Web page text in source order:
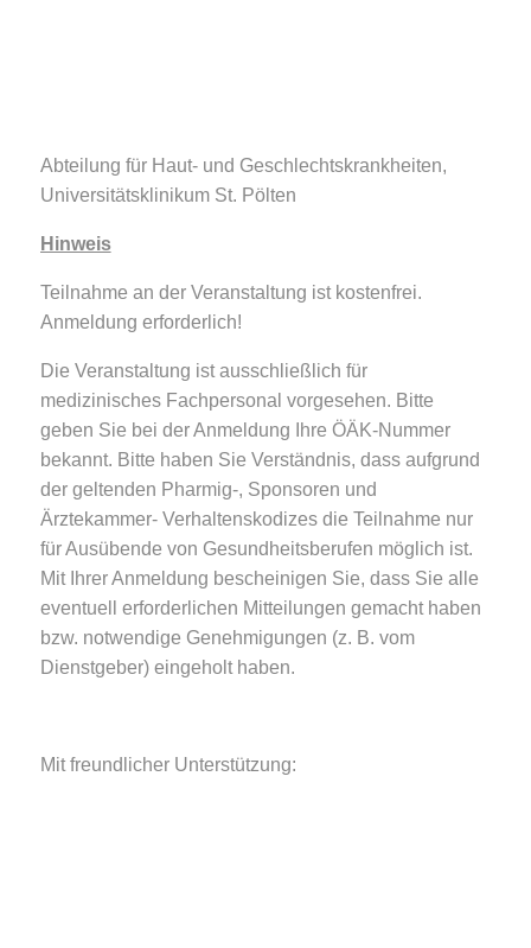
Abteilung für Haut- und Geschlechtskrankheiten,
Universitätsklinikum St. Pölten
Hinweis
Teilnahme an der Veranstaltung ist kostenfrei.
Anmeldung erforderlich!
Die Veranstaltung ist ausschließlich für
medizinisches Fachpersonal vorgesehen. Bitte
geben Sie bei der Anmeldung Ihre ÖÄK-Nummer
bekannt. Bitte haben Sie Verständnis, dass aufgrund
der geltenden Pharmig-, Sponsoren und
Ärztekammer- Verhaltenskodizes die Teilnahme nur
für Ausübende von Gesundheitsberufen möglich ist.
Mit Ihrer Anmeldung bescheinigen Sie, dass Sie alle
eventuell erforderlichen Mitteilungen gemacht haben
bzw. notwendige Genehmigungen (z. B. vom
Dienstgeber) eingeholt haben.
Mit freundlicher Unterstützung: